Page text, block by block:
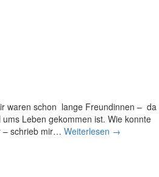
waren schon lange Freundinnen – da
Leben gekommen ist. Wie konnte
– schrieb mir… Weiterlesen G
→